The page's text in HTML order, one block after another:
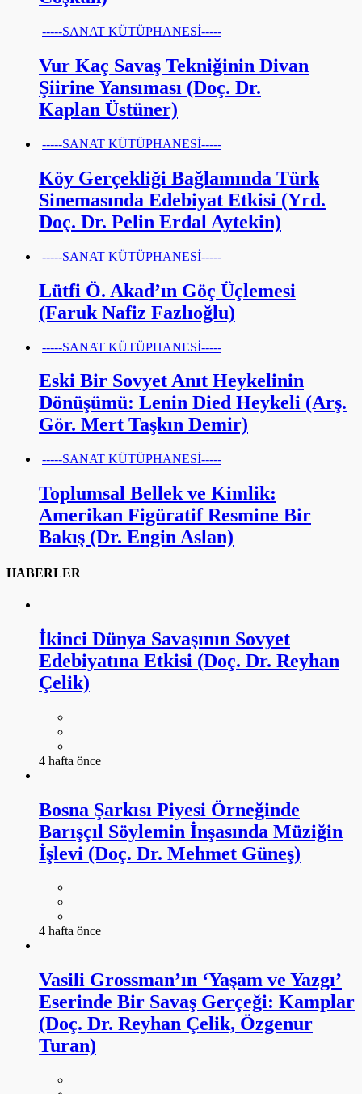
-----SANAT KÜTÜPHANESİ-----
Vur Kaç Savaş Tekniğinin Divan
Şiirine Yansıması (Doç. Dr.
Kaplan Üstüner)
-----SANAT KÜTÜPHANESİ-----
Köy Gerçekliği Bağlamında Türk
Sinemasında Edebiyat Etkisi (Yrd.
Doç. Dr. Pelin Erdal Aytekin)
-----SANAT KÜTÜPHANESİ-----
Lütfi Ö. Akad’ın Göç Üçlemesi
(Faruk Nafiz Fazlıoğlu)
-----SANAT KÜTÜPHANESİ-----
Eski Bir Sovyet Anıt Heykelinin
Dönüşümü: Lenin Died Heykeli (Arş.
Gör. Mert Taşkın Demir)
-----SANAT KÜTÜPHANESİ-----
Toplumsal Bellek ve Kimlik:
Amerikan Figüratif Resmine Bir
Bakış (Dr. Engin Aslan)
HABERLER
İkinci Dünya Savaşının Sovyet
Edebiyatına Etkisi (Doç. Dr. Reyhan
Çelik)
4 hafta önce
Bosna Şarkısı Piyesi Örneğinde
Barışçıl Söylemin İnşasında Müziğin
İşlevi (Doç. Dr. Mehmet Güneş)
4 hafta önce
Vasili Grossman’ın ‘Yaşam ve Yazgı’
Eserinde Bir Savaş Gerçeği: Kamplar
(Doç. Dr. Reyhan Çelik, Özgenur
Turan)